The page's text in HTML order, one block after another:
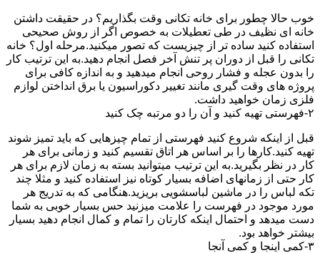
خوب حالا چطور برای خانه تکانی وقت بگذاریم؟ در حقیقت داشتن
خانه ای نظیف در طی تعطیلات به خصوص اگر از روش صحیحی
استفاده کنید ساده تر از چیزیست که تصور میکنید.مرحله اول؟ خانه
تکانی را قبل از دوران پر تنش آخر فصل انجام دهید.به این ترتیب کار
را بدون عجله و فشار روحی انجام میدهید و به اندازه کافی برای
پروژه های وقت گیری مانند تغییر دکوراسیون یا برق انداختن لوازم
فلزی زمان خواهید داشت.
۲-فهرستی تهیه کنید و آن را دو مرتبه چک کنید
قبل از اینکه شروع کنید فهرستی از تمام چیزهایی که باید تمیز شوند
تهیه کنید.کارها را بر اساس هر اتاق تقسیم کنید و زمانی برای هر
کار در نظر بگیرید.به این ترتیب میتوانید بسته به زمان لازم برای هر
کار حتی از زمانهای اضافه بسیار کوتاه نیز استفاده کنید و مثلا چند
تکه لباس را در ماشین لباسشویی بریزید.هنگامی که به تدریج هر
مورد موجود در فهرست را علامت میزنید حس بسیار خوبی به شما
دست میدهد و احتمال اینکه کارتان را تمام و کمال انجام دهید بسیار
بیشتر خواهد بود.
۳-کمی اینجا و کمی آنجا